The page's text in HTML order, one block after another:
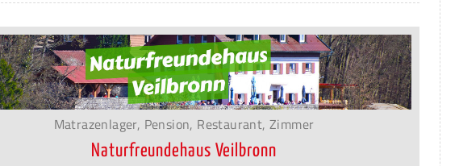
Matrazenlager, Pension, Restaurant, Zimmer
Naturfreundehaus Veilbronn